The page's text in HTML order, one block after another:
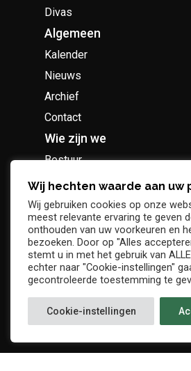
Divas
Algemeen
Kalender
Nieuws
Archief
Contact
Wie zijn we
Bestuur
Geschiedenis
Supportersclub
Socio Business Club
Wij hechten waarde aan uw
Wij gebruiken cookies op onze
meest relevante ervaring te geven
onthouden van uw voorkeuren en
bezoeken. Door op "Alles
stemt u in met het gebruik van
echter naar "Cookie-instellingen"
gecontroleerde toestemming te
Cookie-instellingen